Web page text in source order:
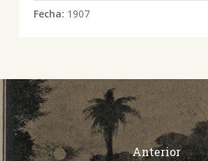
Fecha: 1907
Anterior